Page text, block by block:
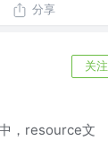
分享
关注
，resource文